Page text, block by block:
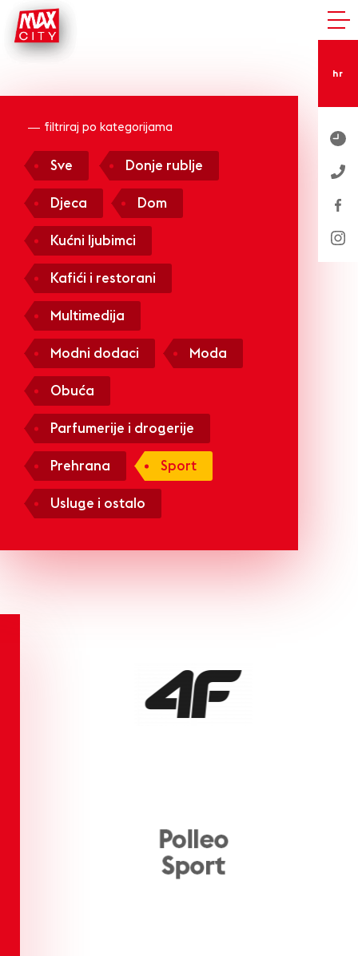
hr
filtriraj po kategorijama
Sve Donje rublje
Djeca Dom
Kućni ljubimci
Kafići i restorani
Multimedija
Modni dodaci Moda
Obuća
Parfumerije i drogerije
Prehrana Sport
Usluge i ostalo